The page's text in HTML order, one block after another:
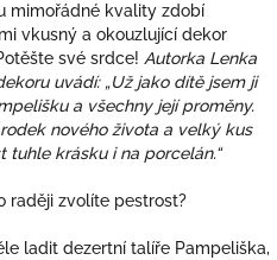
mimořádné kvality zdobí
vkusný a okouzlující dekor
své srdce! Autorka Lenka
uvádí: „Už jako dítě jsem ji
a všechny její proměny.
nového života a velký kus
tuhle krásku i na porcelán.“
raději zvolíte pestrost?
ladit dezertní talíře Pampeliška,